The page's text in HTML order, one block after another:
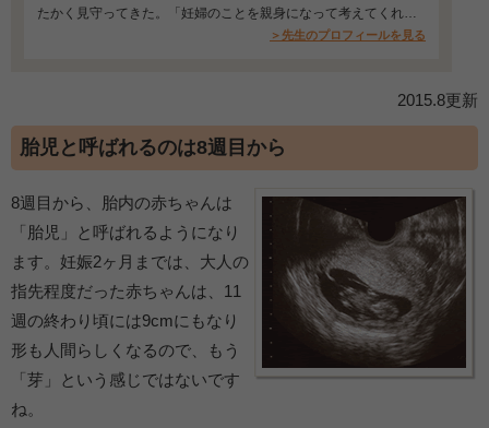
たかく見守ってきた。「妊婦のことを親身になって考えてくれ
＞先生のプロフィールを見る
2015.8更新
胎児と呼ばれるのは8週目から
8週目から、胎内の赤ちゃんは
「胎児」と呼ばれるようになり
ます。妊娠2ヶ月までは、大人の
指先程度だった赤ちゃんは、11
週の終わり頃には9cmにもなり
形も人間らしくなるので、もう
「芽」という感じではないです
ね。